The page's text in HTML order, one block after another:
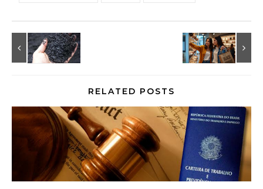
RELATED POSTS